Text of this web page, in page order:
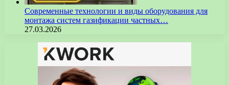
Современные технологии и виды оборудования для
монтажа систем газификации частных…
27.03.2026